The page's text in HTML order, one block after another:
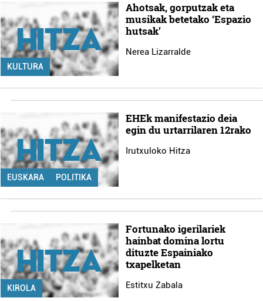
KULTURA
Ahotsak, gorputzak eta
musikak betetako ‘Espazio
hutsak’
Nerea Lizarralde
EUSKARA POLITIKA
EHEk manifestazio deia
egin du urtarrilaren 12rako
Irutxuloko Hitza
KIROLA
Fortunako igerilariek
hainbat domina lortu
dituzte Espainiako
txapelketan
Estitxu Zabala